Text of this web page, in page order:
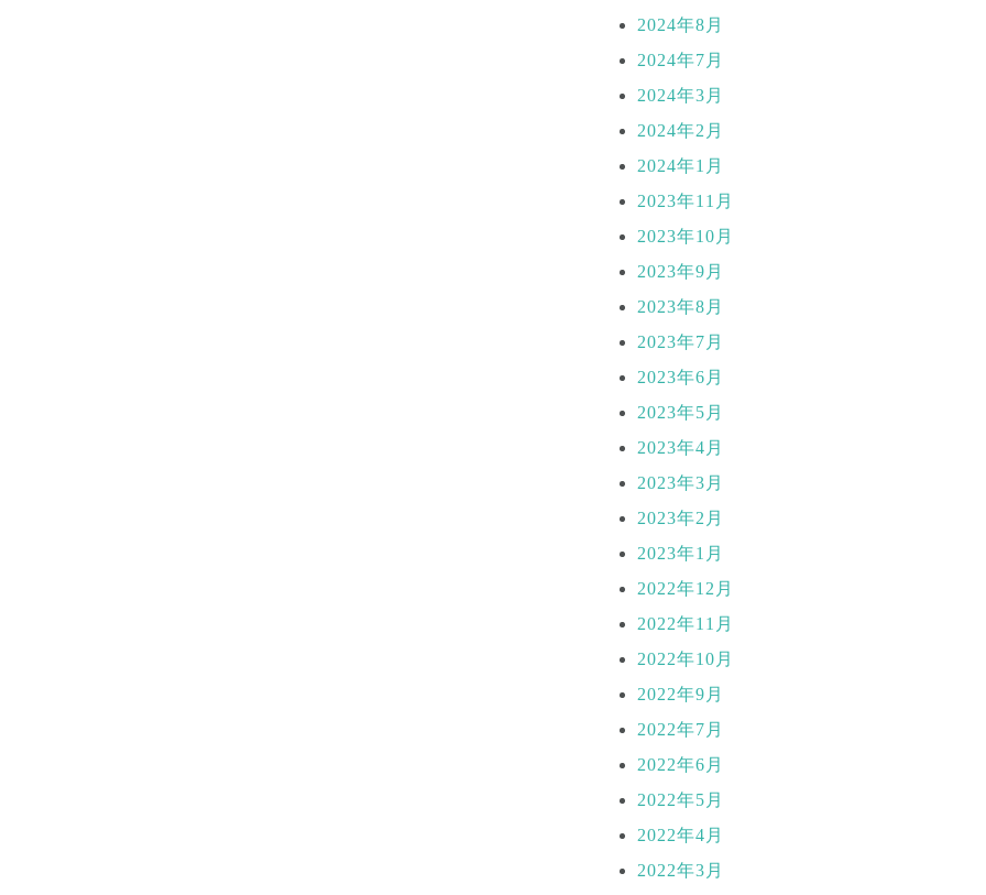
2024年8月
2024年7月
2024年3月
2024年2月
2024年1月
2023年11月
2023年10月
2023年9月
2023年8月
2023年7月
2023年6月
2023年5月
2023年4月
2023年3月
2023年2月
2023年1月
2022年12月
2022年11月
2022年10月
2022年9月
2022年7月
2022年6月
2022年5月
2022年4月
2022年3月